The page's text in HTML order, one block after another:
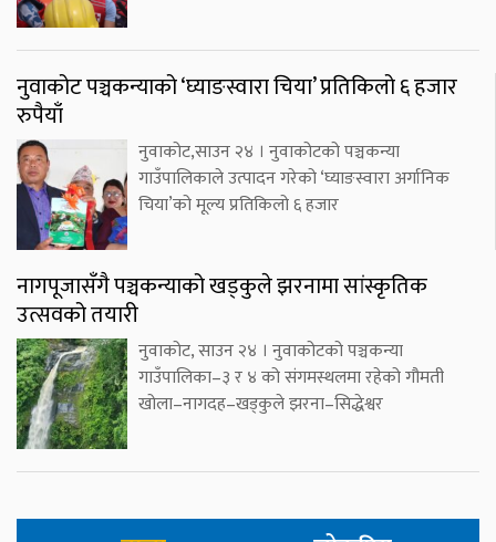
नुवाकोट पञ्चकन्याको ‘घ्याङस्वारा चिया’ प्रतिकिलो ६ हजार
रुपैयाँ
नुवाकोट,साउन २४ । नुवाकोटको पञ्चकन्या
गाउँपालिकाले उत्पादन गरेको ‘घ्याङस्वारा अर्गानिक
चिया’को मूल्य प्रतिकिलो ६ हजार
नागपूजासँगै पञ्चकन्याको खड्कुले झरनामा सांस्कृतिक
उत्सवको तयारी
नुवाकोट, साउन २४ । नुवाकोटको पञ्चकन्या
गाउँपालिका–३ र ४ को संगमस्थलमा रहेको गौमती
खोला–नागदह–खड्कुले झरना–सिद्धेश्वर